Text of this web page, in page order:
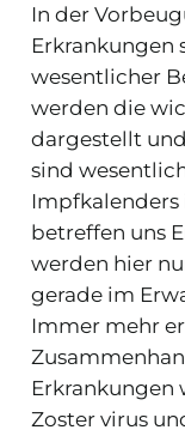
In der
Erkrankungen
wesentlicher
werden die
dargestellt
sind
betreffen uns
werden hier
gerade im
Immer mehr
Erkrankungen
Zoster virus